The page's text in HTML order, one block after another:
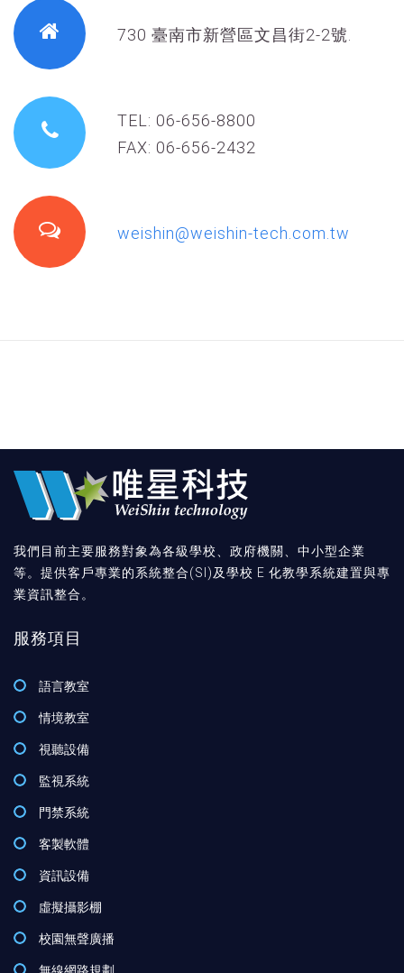
730 臺南市新營區文昌街2-2號.
TEL: 06-656-8800
FAX: 06-656-2432
weishin@weishin-tech.com.tw
我們目前主要服務對象為各級學校、政府機關、中小型企業
等。提供客戶專業的系統整合(SI)及學校 E 化教學系統建置與專
業資訊整合。
服務項目
語言教室
情境教室
視聽設備
監視系統
門禁系統
客製軟體
資訊設備
虛擬攝影棚
校園無聲廣播